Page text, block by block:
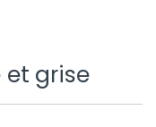
et grise